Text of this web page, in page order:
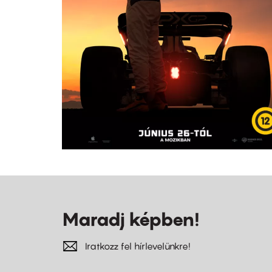
Maradj képben!
Iratkozz fel hírlevelünkre!